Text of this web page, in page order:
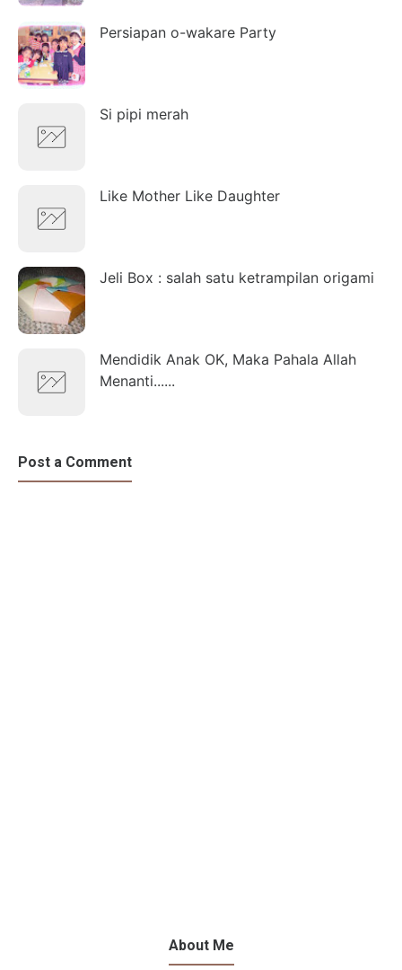
Persiapan o-wakare Party
Si pipi merah
Like Mother Like Daughter
Jeli Box : salah satu ketrampilan origami
Mendidik Anak OK, Maka Pahala Allah
Menanti......
Post a Comment
About Me